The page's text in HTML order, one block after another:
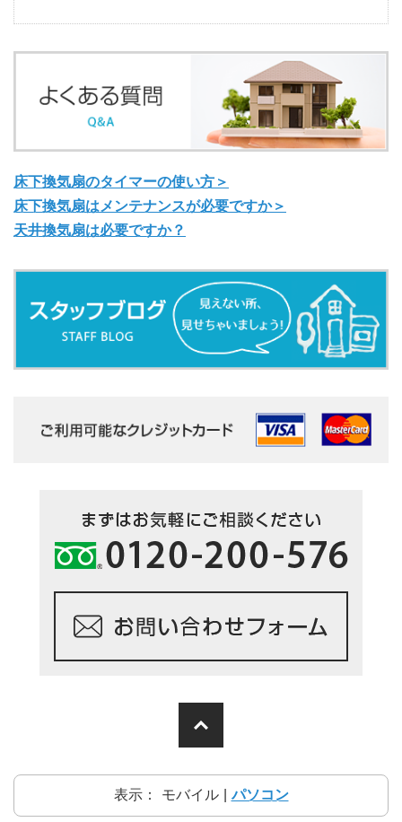
床下換気扇のタイマーの使い方＞
床下換気扇はメンテナンスが必要ですか＞
天井換気扇は必要ですか？
表示： モバイル パソコン